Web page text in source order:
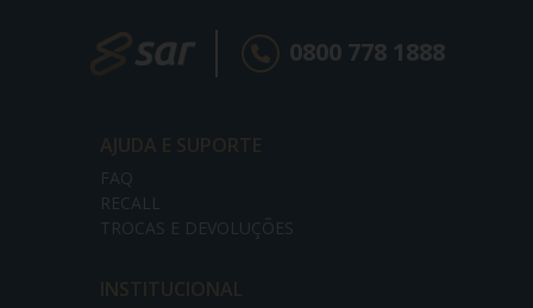
0800 778 1888
AJUDA E SUPORTE
FAQ
RECALL
TROCAS E DEVOLUÇÕES
INSTITUCIONAL